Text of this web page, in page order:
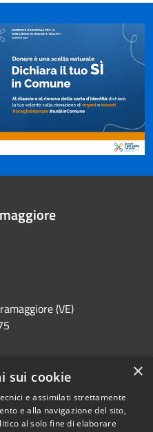
(VE)
×
sui cookie
e assimilati strettamente
e alla navigazione del sito,
al solo fine di elaborare